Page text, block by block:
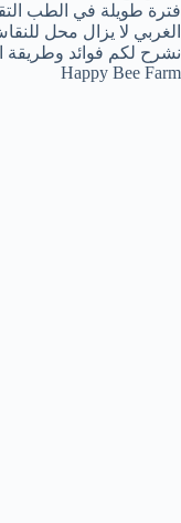
فترة طويلة في الطب
الغربي لا يزال محل
نشرح لكم فوائد وطريقة
Happy Bee Farm